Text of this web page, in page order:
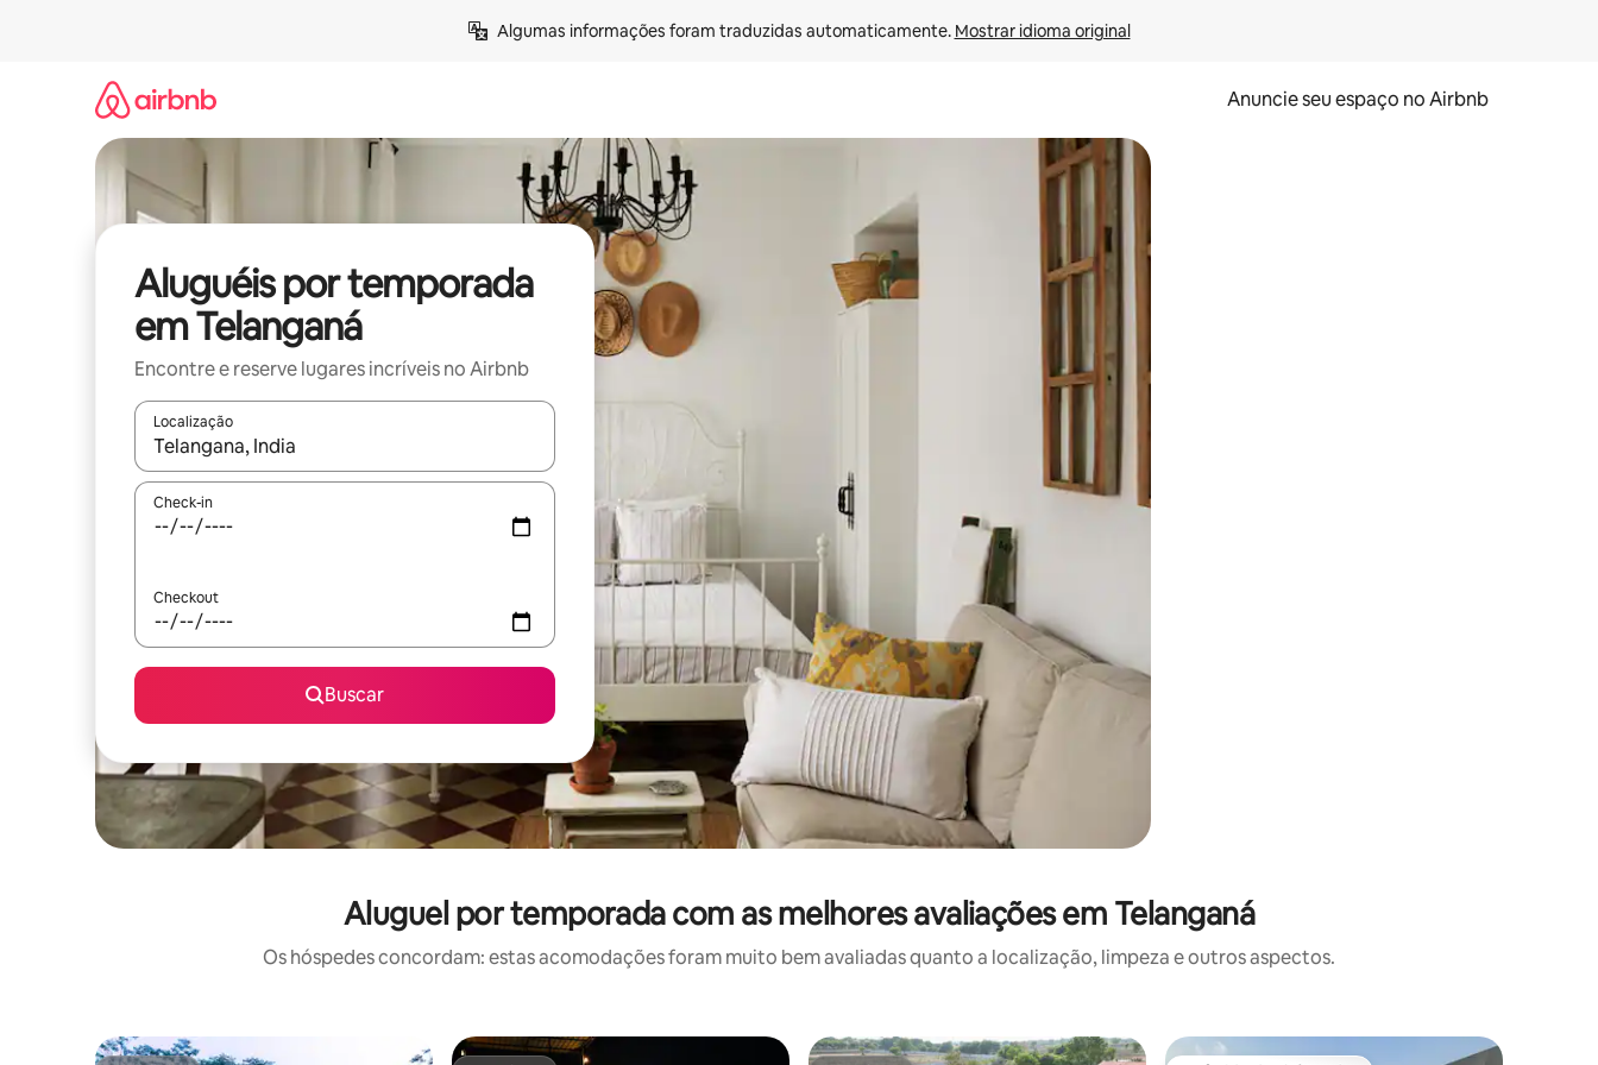
Algumas informações foram traduzidas automaticamente. Mostrar idioma original
Anuncie seu espaço no Airbnb
Aluguéis por temporada
em Telanganá
Encontre e reserve lugares incríveis no Airbnb
Localização
Quando os resultados estiverem disponíveis, explore-os usando as seta para cima e para baixo do teclado ou tocando e deslizando o dedo na tela.
Check-in
Checkout
Buscar
Aluguel por temporada com as melhores avaliações em Telanganá
Os hóspedes concordam: estas acomodações foram muito bem avaliadas quanto a localização, limpeza e outros aspectos.